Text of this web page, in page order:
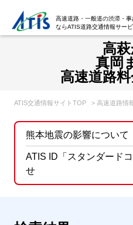
高速道路・一般道の渋滞・事
ならATIS道路交通情報サービ
高
真岡
高速道路
ATIS交通情報サイトTOP > 高速道路情
熊本地震の影響について
ATIS ID「スタンダード
せ